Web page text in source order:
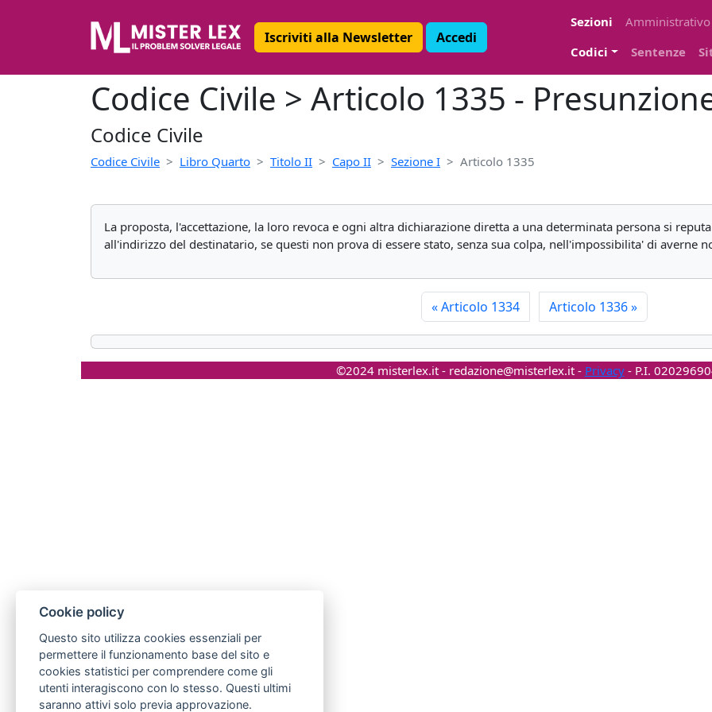
Iscriviti alla Newsletter Accedi
Sezioni
Amministrativo
Codici
Sentenze
Codice Civile > Articolo 1335 -
Codice Civile
Codice Civile Libro Quarto Titolo II Capo II Sezione I Articolo 1335
La proposta, l'accettazione, la loro revoca e ogni altra dichiarazione diretta a una determinata persona si
all'indirizzo del destinatario, se questi non prova di essere stato, senza sua colpa, nell'impossibilita' di averne
«Articolo 1334 Articolo 1336»
©2024 misterlex.it - redazione@misterlex.it- Privacy- P.I.
Cookie policy
Questo sito utilizza cookies essenziali per
permettere il funzionamento base del sito e
cookies statistici per comprendere come gli
utenti interagiscono con lo stesso. Questi ultimi
saranno attivi solo previa approvazione.